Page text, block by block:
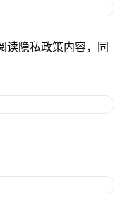
读隐私政策内容，同